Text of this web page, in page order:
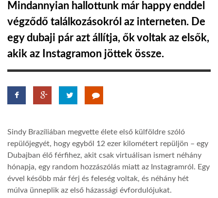
LINKTR.EE
GLOBOZSARU
DOBRAVERO.HU
GLOBOBOOK
Mindannyian hallottunk már happy enddel
végződő találkozásokról az interneten. De
egy dubaji pár azt állítja, ők voltak az elsők,
akik az Instagramon jöttek össze.
Sindy Brazíliában megvette élete első külföldre szóló
repülőjegyét, hogy egyből 12 ezer kilométert repüljön – egy
Dubajban élő férfihez, akit csak virtuálisan ismert néhány
hónapja, egy random hozzászólás miatt az Instagramról. Egy
évvel később már férj és feleség voltak, és néhány hét
múlva ünneplik az első házassági évfordulójukat.